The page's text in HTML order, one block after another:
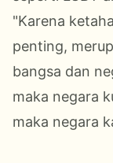
​"Karena
penting,
bangsa dan
maka negara
maka negara